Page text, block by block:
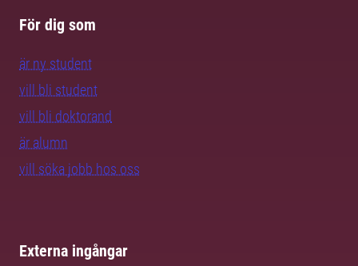
För dig som
är ny student
vill bli student
vill bli doktorand
är alumn
vill söka jobb hos oss
Externa ingångar